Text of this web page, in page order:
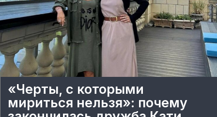
«Черты, с которыми
мириться нельзя»: почему